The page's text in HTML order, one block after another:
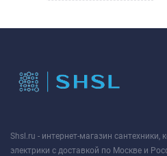
Shsl.ru - интернет-магазин сантехники,
электрики с доставкой по Москве и